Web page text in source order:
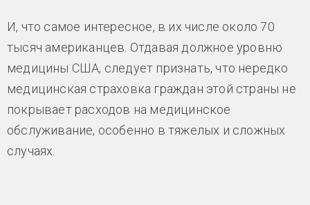
И, что самое интересное, в их числе около 70
тысяч американцев. Отдавая должное уровню
медицины США, следует признать, что нередко
медицинская страховка граждан этой страны не
покрывает расходов на медицинское
обслуживание, особенно в тяжелых и сложных
случаях.